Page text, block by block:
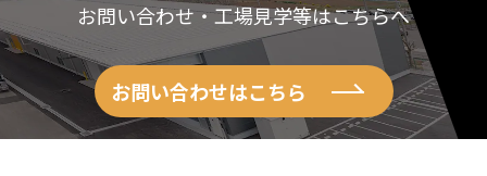
お問い合わせ・工場見学等はこちらへ
お問い合わせはこちら